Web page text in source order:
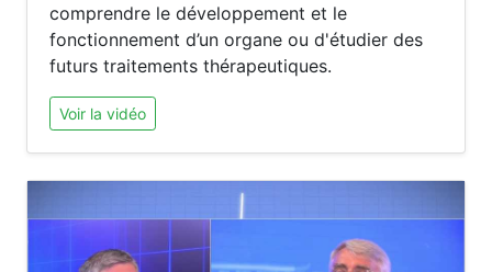
comprendre le développement et le
fonctionnement d’un organe ou d'étudier des
futurs traitements thérapeutiques.
Voir la vidéo